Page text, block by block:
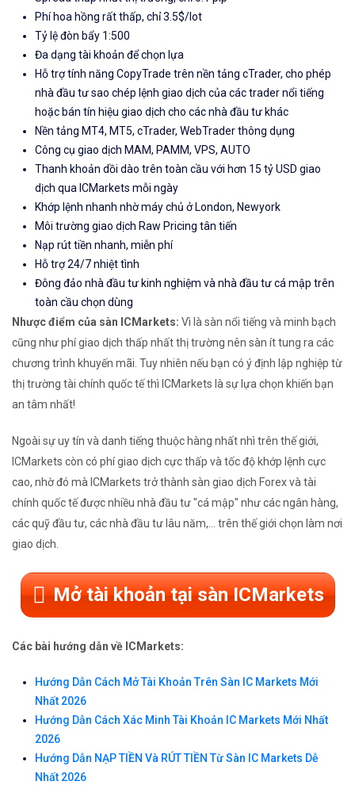
Phí hoa hồng rất thấp, chỉ 3.5$/lot
Tỷ lệ đòn bẩy 1:500
Đa dạng tài khoản để chọn lựa
Hỗ trợ tính năng CopyTrade trên nền tảng cTrader, cho phép
nhà đầu tư sao chép lệnh giao dịch của các trader nổi tiếng
hoặc bán tín hiệu giao dịch cho các nhà đầu tư khác
Nền tảng MT4, MT5, cTrader, WebTrader thông dụng
Công cụ giao dịch MAM, PAMM, VPS, AUTO
Thanh khoản dồi dào trên toàn cầu với hơn 15 tỷ USD giao
dịch qua ICMarkets mỗi ngày
Khớp lệnh nhanh nhờ máy chủ ở London, Newyork
Môi trường giao dịch Raw Pricing tân tiến
Nạp rút tiền nhanh, miễn phí
Hỗ trợ 24/7 nhiệt tình
Đông đảo nhà đầu tư kinh nghiệm và nhà đầu tư cá mập trên
toàn cầu chọn dùng
Nhược điểm của sàn ICMarkets: Vì là sàn nổi tiếng và minh bạch
cũng như phí giao dịch thấp nhất thị trường nên sàn ít tung ra các
chương trình khuyến mãi. Tuy nhiên nếu bạn có ý định lập nghiệp từ
thị trường tài chính quốc tế thì ICMarkets là sự lựa chọn khiến bạn
an tâm nhất!
Ngoài sự uy tín và danh tiếng thuộc hàng nhất nhì trên thế giới,
ICMarkets còn có phí giao dịch cực thấp và tốc độ khớp lệnh cực
cao, nhờ đó mà ICMarkets trở thành sàn giao dịch Forex và tài
chính quốc tế được nhiều nhà đầu tư "cá mập" như các ngân hàng,
các quỹ đầu tư, các nhà đầu tư lâu năm,... trên thế giới chọn làm nơi
giao dịch.
Mở tài khoản tại sàn ICMarkets
Các bài hướng dẫn về ICMarkets:
Hướng Dẫn Cách Mở Tài Khoản Trên Sàn IC Markets Mới
Nhất 2026
Hướng Dẫn Cách Xác Minh Tài Khoản IC Markets Mới Nhất
2026
Hướng Dẫn NẠP TIỀN Và RÚT TIỀN Từ Sàn IC Markets Dễ
Nhất 2026